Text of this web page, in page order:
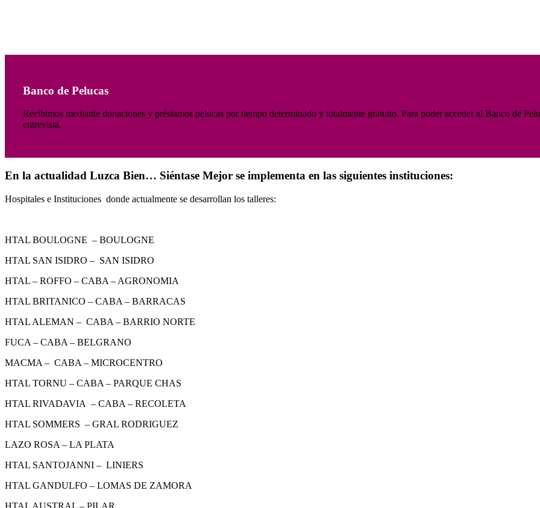
Banco de Pelucas
Recibimos mediante donaciones y préstamos pelucas por tiempo determinado y totalmente gratuito. Para poder acceder al Banco de
entrevista.
En la actualidad Luzca Bien… Siéntase Mejor se implementa en las siguientes instituciones:
Hospitales e Instituciones donde actualmente se desarrollan los talleres:
HTAL BOULOGNE – BOULOGNE
HTAL SAN ISIDRO – SAN ISIDRO
HTAL – ROFFO – CABA – AGRONOMIA
HTAL BRITANICO – CABA – BARRACAS
HTAL ALEMAN – CABA – BARRIO NORTE
FUCA – CABA – BELGRANO
MACMA – CABA – MICROCENTRO
HTAL TORNU – CABA – PARQUE CHAS
HTAL RIVADAVIA – CABA – RECOLETA
HTAL SOMMERS – GRAL RODRIGUEZ
LAZO ROSA – LA PLATA
HTAL SANTOJANNI – LINIERS
HTAL GANDULFO – LOMAS DE ZAMORA
HTAL AUSTRAL – PILAR